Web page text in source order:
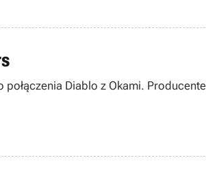
Diablo z Okami.